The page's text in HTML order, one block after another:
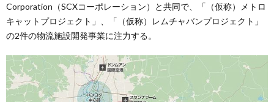
Corporation（SCXコーポレーション）と共同で、「（仮称）メトロ
キャットプロジェクト」、「（仮称）レムチャバンプロジェクト」
の2件の物流施設開発事業に注力する。